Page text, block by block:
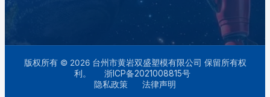
版权所有 © 2026 台州市黄岩双盛塑模有限公司 保留所有权
利。
浙ICP备2021008815号
隐私政策
法律声明